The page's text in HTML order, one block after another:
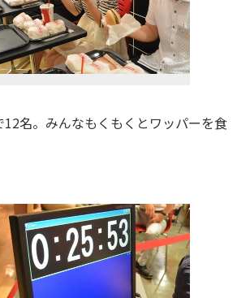
名。みんなもくもくとワッパーを食